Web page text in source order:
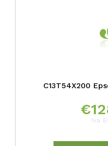
C13T54X200
€
Iva